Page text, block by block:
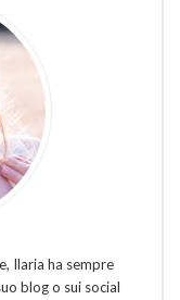
Ilaria ha sempre
blog o sui social